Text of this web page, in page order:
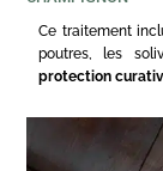
Ce traitement
poutres, les
protection